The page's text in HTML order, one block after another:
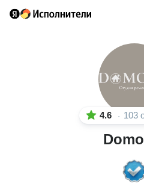
4.6 · 103